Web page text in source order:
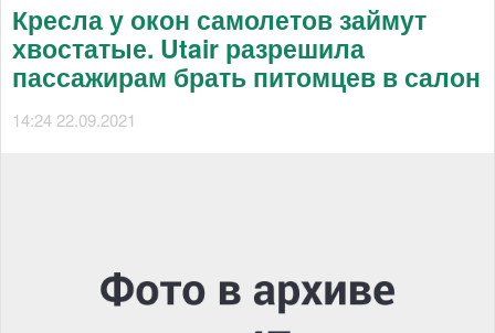
Кресла у окон самолетов займут
хвостатые. Utair разрешила
пассажирам брать питомцев в салон
14:24 22.09.2021